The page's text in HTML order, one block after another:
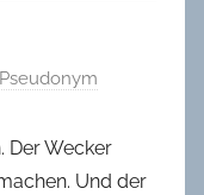
Pseudonym
Der Wecker
Und der